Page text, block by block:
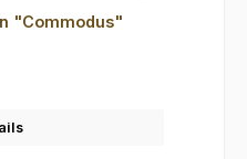
"Commodus"